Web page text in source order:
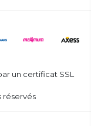
un certificat SSL
réservés